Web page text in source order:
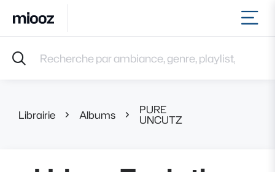
Accueil
Musiques
Playlists
Librairie Albums PURE
UNCUTZ